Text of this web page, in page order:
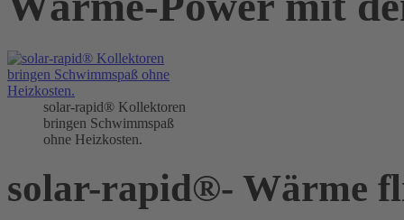
solar-rapid® Kollektoren
bringen Schwimmspaß
ohne Heizkosten.
solar-rapid®- Wärme